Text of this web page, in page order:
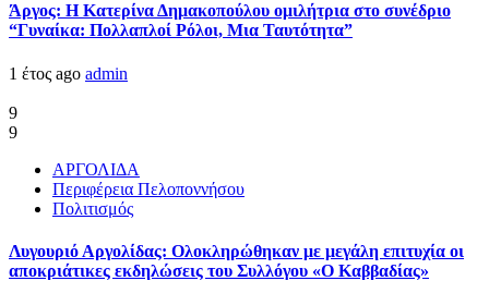
Άργος: Η Κατερίνα Δημακοπούλου ομιλήτρια στο συνέδριο
“Γυναίκα: Πολλαπλοί Ρόλοι, Μια Ταυτότητα”
1 έτος ago admin
9
9
ΑΡΓΟΛΙΔΑ
Περιφέρεια Πελοποννήσου
Πολιτισμός
Λυγουριό Αργολίδας: Ολοκληρώθηκαν με μεγάλη επιτυχία οι
αποκριάτικες εκδηλώσεις του Συλλόγου «Ο Καββαδίας»